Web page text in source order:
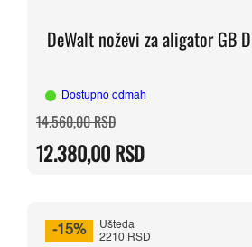
DeWalt noževi za aligator GB
Dostupno odmah
14.560,00RSDOriginalna
cena
bila:
14.560,00 RSD.
12.380,00RSD
Trenutna
cena
12.380,00 RSD.
-15%
Ušteda
2210 RSD